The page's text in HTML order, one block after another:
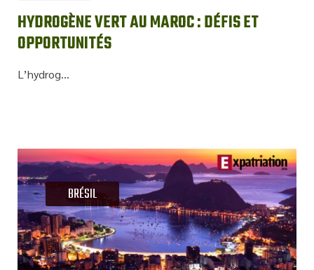
HYDROGÈNE VERT AU MAROC : DÉFIS ET
OPPORTUNITÉS
L’hydrog...
BRÉSIL